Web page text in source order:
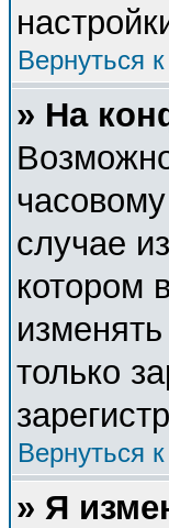
Вернуться
» На
случае
котором
только
Вернуться
» Я